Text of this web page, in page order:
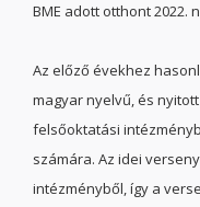
BME adott otthont 2022.
Az előző évekhez
magyar nyelvű, és
felsőoktatási
számára. Az idei
intézményből, így a